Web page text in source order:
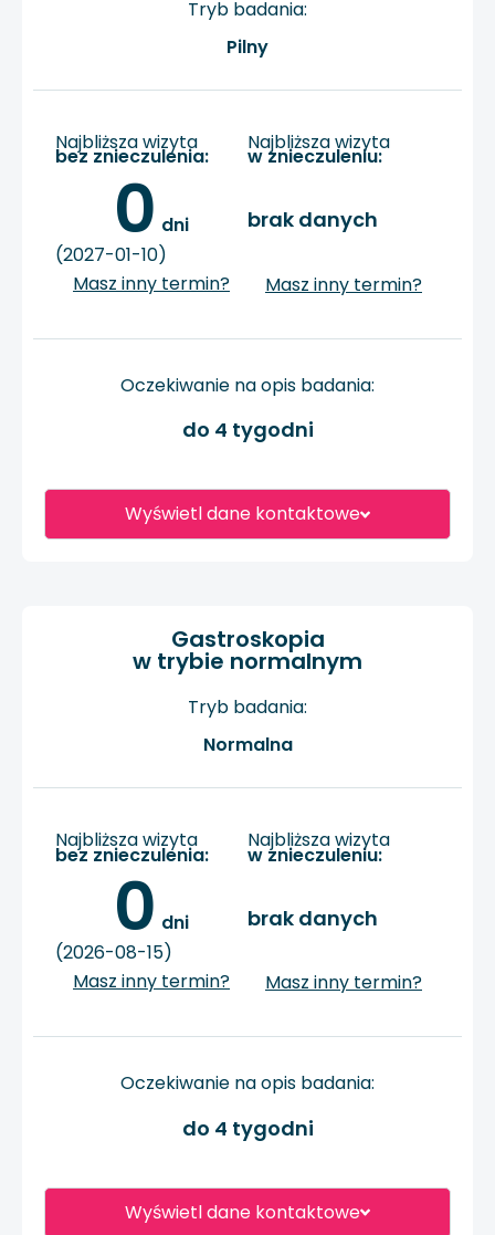
Wyświetl dane kontaktowe
Tryb badania:
Pilny
Najbliższa wizyta
bez znieczulenia:
0 dni
(2027-01-10)
Masz inny termin?
Najbliższa wizyta
w znieczuleniu:
brak danych
Masz inny termin?
Oczekiwanie na opis badania:
do 4 tygodni
Wyświetl dane kontaktowe
Gastroskopia
w trybie normalnym
Tryb badania:
Normalna
Najbliższa wizyta
bez znieczulenia:
0 dni
(2026-08-15)
Masz inny termin?
Najbliższa wizyta
w znieczuleniu:
brak danych
Masz inny termin?
Oczekiwanie na opis badania:
do 4 tygodni